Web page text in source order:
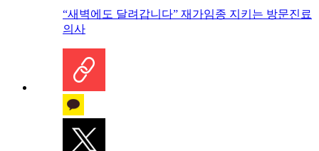
“새벽에도 달려갑니다” 재가임종 지키는 방문진료
의사